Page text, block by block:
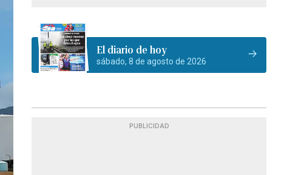
El diario de hoy
sábado, 8 de agosto de 2026
PUBLICIDAD